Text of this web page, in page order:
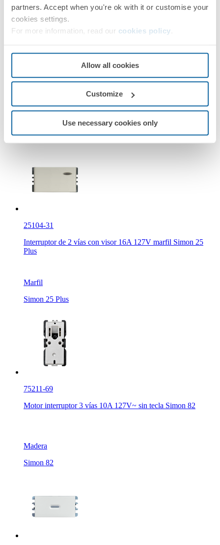
partners. Accept when you're ok with it or customise your
cookies settings.
For more information, read our cookies policy
Allow all cookies
Customize
Use necessary cookies only
Interruptor de 2 vías 10A 127-220V con embornamiento a
Simon 25 Plus
25104-31
Interruptor de 2 vías con visor 16A 127V marfil Simon 25
Plus
Marfil
Simon 25 Plus
75211-69
Motor interruptor 3 vías 10A 127V~ sin tecla Simon 82
Madera
Simon 82